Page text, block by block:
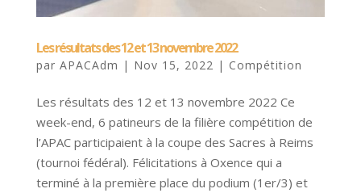
Les résultats des 12 et 13 novembre 2022
par APACAdm | Nov 15, 2022 | Compétition
Les résultats des 12 et 13 novembre 2022 Ce
week-end, 6 patineurs de la filière compétition de
l’APAC participaient à la coupe des Sacres à Reims
(tournoi fédéral). Félicitations à Oxence qui a
terminé à la première place du podium (1er/3) et